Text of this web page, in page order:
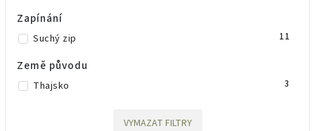
Zapínání
Suchý zip 11
Země původu
Thajsko 3
VYMAZAT FILTRY